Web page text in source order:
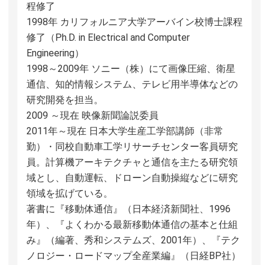
程修了
1998年 カリフォルニア大学アーバイン校博士課程
修了（Ph.D. in Electrical and Computer
Engineering）
1998～2009年 ソニー（株）にて画像圧縮、衛星
通信、知的情報システム、テレビ用半導体などの
研究開発を担当。
2009 ～現在 映像新聞論説委員
2011年～現在 日本大学生産工学部講師（非常
勤）・同校自動車工学リサーチセンター客員研究
員。計算機アーキテクチャと通信を主たる研究領
域とし、自動運転、ドローン自動操縦などに研究
領域を拡げている。
著書に『移動体通信』（日本経済新聞社、1996
年）、『よくわかる最新移動体通信の基本と仕組
み』（編著、秀和システムズ、2001年）、『テク
ノロジー・ロードマップ全産業編』（日経BP社）